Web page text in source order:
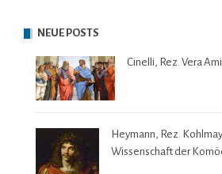
NEUE POSTS
Cinelli, Rez. Vera
Heymann, Rez.
Wissenschaft der